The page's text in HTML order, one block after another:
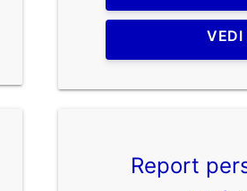
VEDI
Report